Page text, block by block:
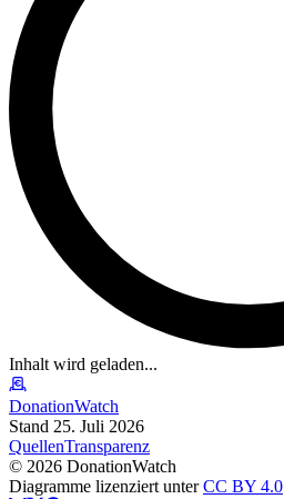
Inhalt wird geladen...
DonationWatch
Stand 25. Juli 2026
QuellenTransparenz
© 2026 DonationWatch
Diagramme lizenziert unterCC BY 4.0